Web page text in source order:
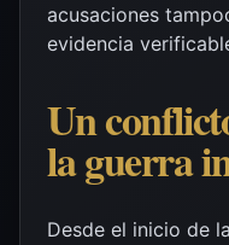
acusaciones
evidencia
Un
la guerra
Desde el inicio de